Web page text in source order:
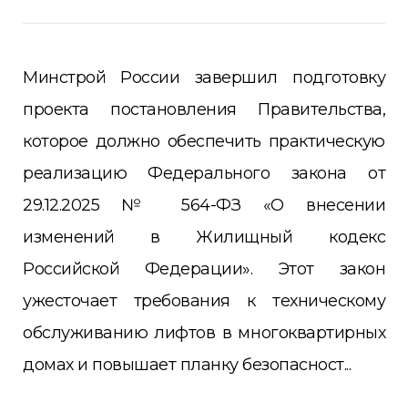
Минстрой России завершил подготовку
проекта постановления Правительства,
которое должно обеспечить практическую
реализацию Федерального закона от
29.12.2025 № 564-ФЗ «О внесении
изменений в Жилищный кодекс
Российской Федерации». Этот закон
ужесточает требования к техническому
обслуживанию лифтов в многоквартирных
домах и повышает планку безопасност...